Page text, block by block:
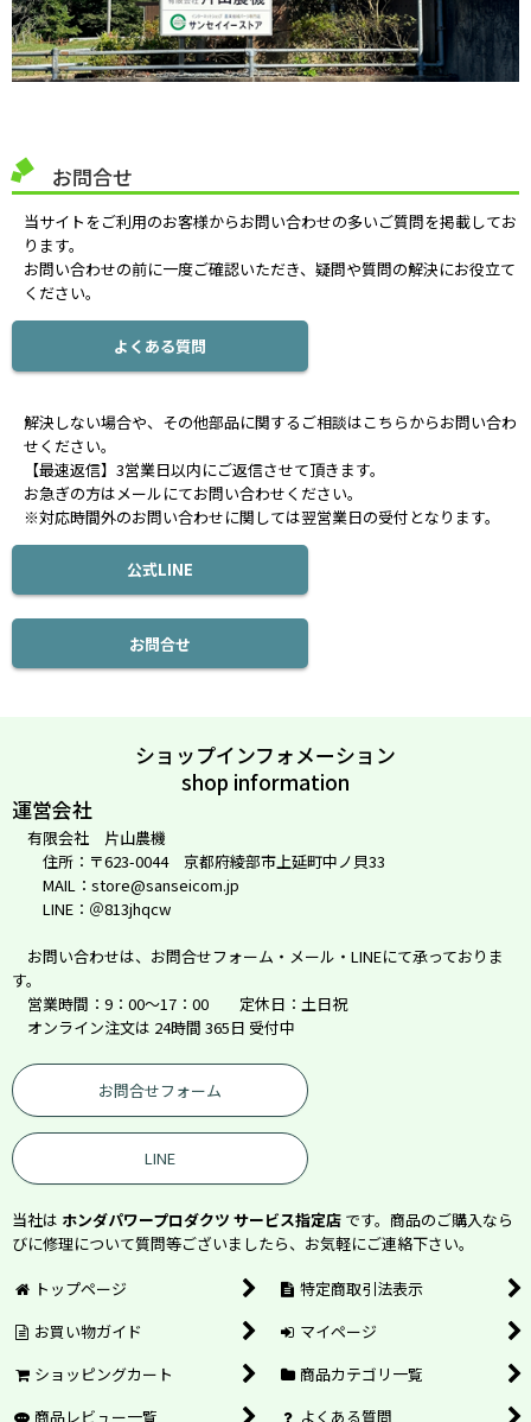
お問合せ
当サイトをご利用のお客様からお問い合わせの多いご質問を掲載してお
ります。
お問い合わせの前に一度ご確認いただき、疑問や質問の解決にお役立て
ください。
よくある質問
解決しない場合や、その他部品に関するご相談はこちらからお問い合わ
せください。
【最速返信】3営業日以内にご返信させて頂きます。
お急ぎの方はメールにてお問い合わせください。
※対応時間外のお問い合わせに関しては翌営業日の受付となります。
公式LINE
お問合せ
ショップインフォメーション
shop information
運営会社
有限会社 片山農機
住所：〒623-0044 京都府綾部市上延町中ノ貝33
MAIL：store@sanseicom.jp
LINE：＠813jhqcw
お問い合わせは、お問合せフォーム・メール・LINEにて承っておりま
す。
営業時間：9：00～17：00 定休日：土日祝
オンライン注文は 24時間 365日 受付中
お問合せフォーム
LINE
当社は ホンダパワープロダクツ サービス指定店 です。商品のご購入なら
びに修理について質問等ございましたら、お気軽にご連絡下さい。
トップページ
特定商取引法表示
お買い物ガイド
マイページ
ショッピングカート
商品カテゴリ一覧
商品レビュー一覧
よくある質問